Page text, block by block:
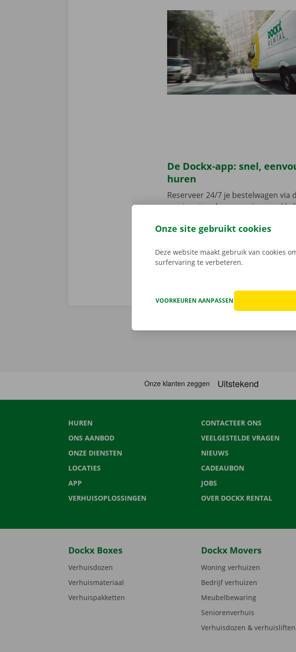
De Dockx-app: snel,
huren
Reserveer 24/7 je bestelwagen
camionette, deze open je
vertrekken. Download de gratis
HUREN
ONS AANBOD
ONZE DIENSTEN
LOCATIES
APP
VERHUISOPLOSSINGEN
CONTACTEER ONS
VEELGESTELDE VRAGEN
NIEUWS
CADEAUBON
JOBS
OVER DOCKX RENTAL
Dockx Boxes
Verhuisdozen
Verhuismateriaal
Verhuispakketten
Dockx Movers
Woning verhuizen
Bedrijf verhuizen
Meubelbewaring
Seniorenverhuis
Verhuisdozen & verhuisliften
Onze site gebruikt cookies
Deze website maakt gebruik van cookies
surfervaring te verbeteren.
VOORKEUREN AANPASSEN